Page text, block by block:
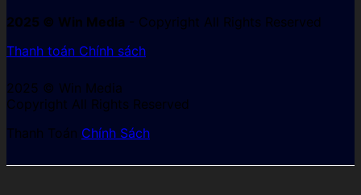
2025 © Win Media - Copyright All Rights Reserved
Thanh toán Chính sách
2025 © Win Media
Copyright All Rights Reserved
Thanh Toán Chính Sách